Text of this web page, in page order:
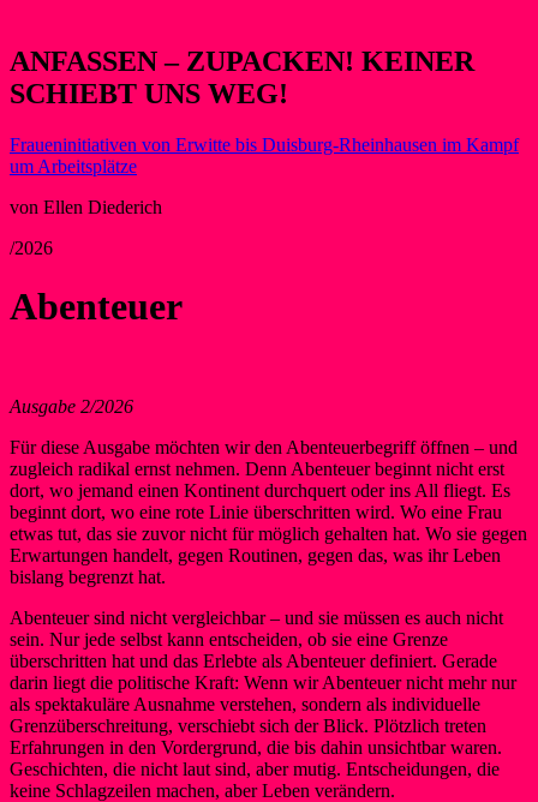
ANFASSEN – ZUPACKEN! KEINER
SCHIEBT UNS WEG!
Fraueninitiativen von Erwitte bis Duisburg-Rheinhausen im Kampf
um Arbeitsplätze
von Ellen Diederich
/2026
Abenteuer
Ausgabe 2/2026
Für diese Ausgabe möchten wir den Abenteuerbegriff öffnen – und
zugleich radikal ernst nehmen. Denn Abenteuer beginnt nicht erst
dort, wo jemand einen Kontinent durchquert oder ins All fliegt. Es
beginnt dort, wo eine rote Linie überschritten wird. Wo eine Frau
etwas tut, das sie zuvor nicht für möglich gehalten hat. Wo sie gegen
Erwartungen handelt, gegen Routinen, gegen das, was ihr Leben
bislang begrenzt hat.
Abenteuer sind nicht vergleichbar – und sie müssen es auch nicht
sein. Nur jede selbst kann entscheiden, ob sie eine Grenze
überschritten hat und das Erlebte als Abenteuer definiert. Gerade
darin liegt die politische Kraft: Wenn wir Abenteuer nicht mehr nur
als spektakuläre Ausnahme verstehen, sondern als individuelle
Grenzüberschreitung, verschiebt sich der Blick. Plötzlich treten
Erfahrungen in den Vordergrund, die bis dahin unsichtbar waren.
Geschichten, die nicht laut sind, aber mutig. Entscheidungen, die
keine Schlagzeilen machen, aber Leben verändern.